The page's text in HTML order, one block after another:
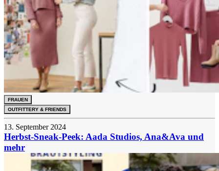
FRAUEN
OUTFITTERY & FRIENDS
13. September 2024
Herbst-Sneak-Peek: Aada Studios, Ana&Ava und
mehr